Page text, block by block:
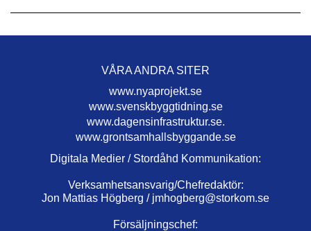
VÅRA ANDRA SITER
www.nyaprojekt.se
www.svenskbyggtidning.se
www.dagensinfrastruktur.se.
www.grontsamhallsbyggande.se
Digitala Medier / Stordåhd Kommunikation:
Verksamhetsansvarig/Chefredaktör:
Jon Mattias Högberg / jmhogberg@storkom.se
Försäljningschef: